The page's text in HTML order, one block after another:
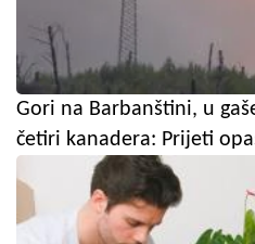
Gori na Barbanštini, u
četiri kanadera: Prijeti